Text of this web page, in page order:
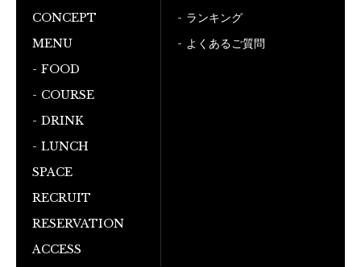
CONCEPT
MENU
FOOD
COURSE
DRINK
LUNCH
SPACE
ランキング
よくあるご質問
RECRUIT
RESERVATION
ACCESS